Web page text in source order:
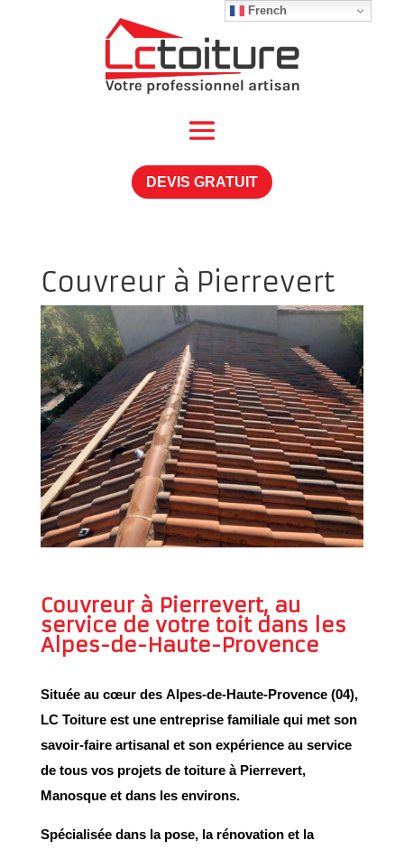
DEVIS GRATUIT
Couvreur à Pierrevert
Couvreur à Pierrevert, au
service de votre toit dans les
Alpes-de-Haute-Provence
Située au cœur des Alpes-de-Haute-Provence (04),
LC Toitureest une entreprise familialequi met son
savoir-faire artisanalet son expérienceau service
de tous vos projets de toiture à Pierrevert,
Manosqueet dans les environs.
Spécialisée dans la pose, la rénovationet la
French